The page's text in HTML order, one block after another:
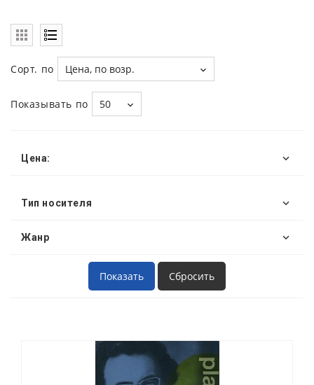
Сорт. по Цена, по возр.
Показывать по 50
Цена:
Тип носителя
Жанр